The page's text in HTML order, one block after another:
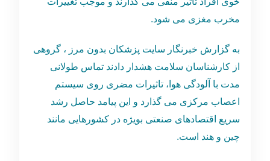
مخرب مغزی می شود.
به گزارش خبرنگار سایت پزشکان بدون مرز ، گروهی
از کارشناسان سلامت هشدار دادند تماس طولانی
مدت با آلودگی هوا، تاثیرات مضری روی سیستم
اعصاب مرکزی می گذارد و این پیامد حاصل رشد
سریع اقتصادهای صنعتی بویژه در کشورهایی مانند
چین و هند است.